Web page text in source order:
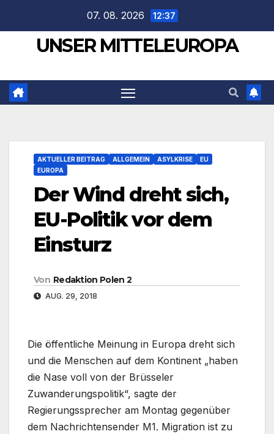
springen
07. 08. 2026 12:37
UNSER MITTELEUROPA
AKTUELLER BEITRAG ALLGEMEIN ASYLKRISE
EU
EUROPA
Der Wind dreht sich,
EU-Politik vor dem
Einsturz
Von Redaktion Polen 2
AUG. 29, 2018
Die öffentliche Meinung in Europa dreht sich
und die Menschen auf dem Kontinent „haben
die Nase voll von der Brüsseler
Zuwanderungspolitik“, sagte der
Regierungssprecher am Montag gegenüber
dem Nachrichtensender M1. Migration ist zu